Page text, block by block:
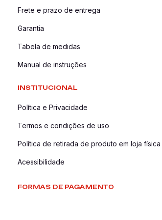
Frete e prazo de entrega
Garantia
Tabela de medidas
Manual de instruções
INSTITUCIONAL
Política e Privacidade
Termos e condições de uso
Política de retirada de produto em loja física
Acessibilidade
FORMAS DE PAGAMENTO